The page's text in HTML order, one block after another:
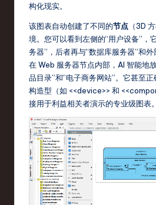
ti
o
构化现实。
该图表自动创建了不同的节点 （3D
境。您可以看到左侧的“用户设备”，
务器”，后者再与“数据库服务器”和外
在 Web 服务器节点内部，AI 智能地
品目录”和“电子商务网站”。它甚至
构造型（如 <<device>> 和
接用于利益相关者演示的专业级图表。